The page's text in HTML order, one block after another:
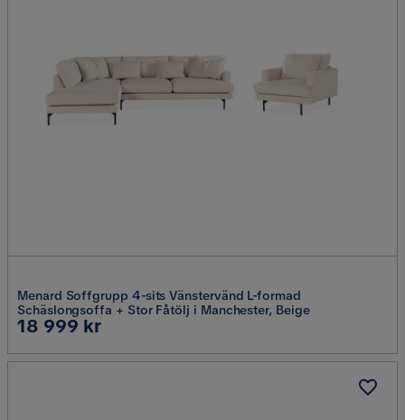
Menard Soffgrupp 4-sits Vänstervänd L-formad
Schäslongsoffa + Stor Fåtölj i Manchester, Beige
Pris
18 999 kr